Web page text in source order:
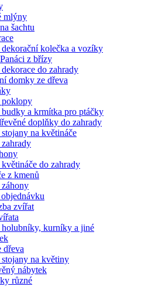
mlýny
šachtu
kolečka a vozíky
z břízy
do zahrady
domky ze dřeva
poklopy
budky a krmítka pro ptáčky
doplňky do zahrady
na květináče
do zahrady
z kmenů
zvířat
holubníky, kurníky a jiné
dřeva
na květiny
nábytek
různé